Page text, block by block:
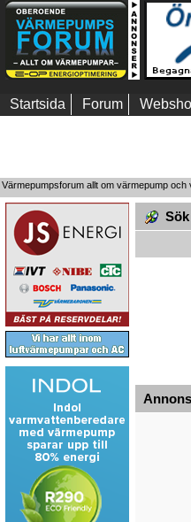
Startsida Forum
Värmepumpsforum allt om värmepump och